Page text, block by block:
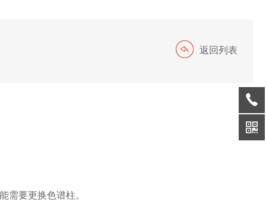
返回列表
要更换色谱柱。